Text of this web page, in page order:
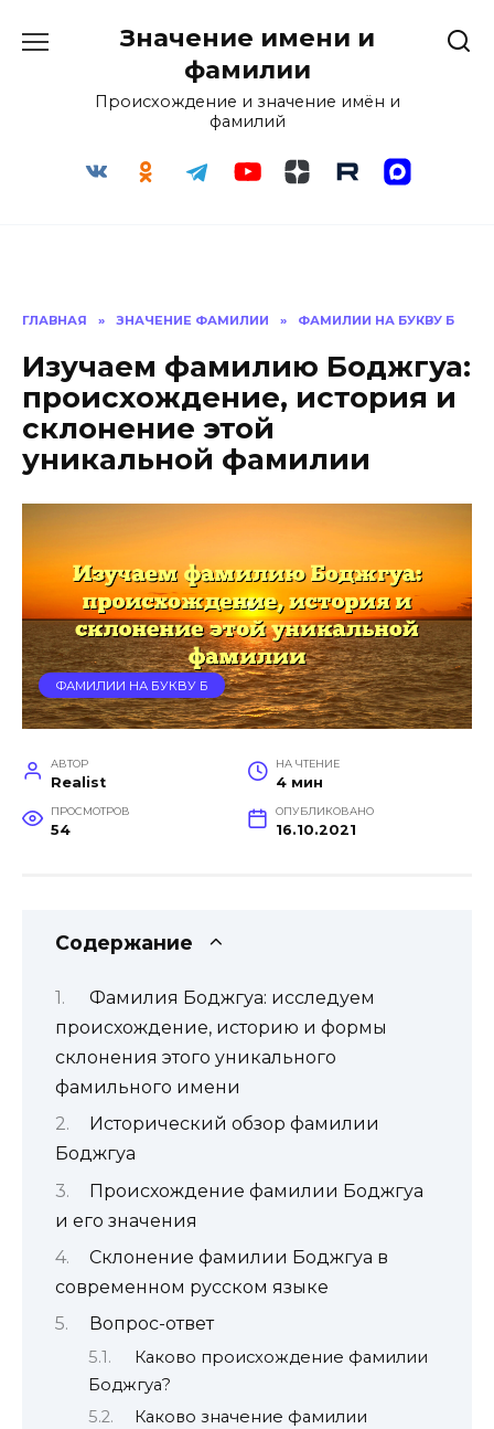
Значение имени и
фамилии
Происхождение и значение имён и
фамилий
ГЛАВНАЯ » ЗНАЧЕНИЕ ФАМИЛИИ » ФАМИЛИИ НА БУКВУ Б
Изучаем фамилию Боджгуа:
происхождение, история и
склонение этой
уникальной фамилии
ФАМИЛИИ НА БУКВУ Б
АВТОР
Realist
НА ЧТЕНИЕ
4 мин
ПРОСМОТРОВ
54
ОПУБЛИКОВАНО
16.10.2021
Содержание
Фамилия Боджгуа: исследуем
происхождение, историю и формы
склонения этого уникального
фамильного имени
Исторический обзор фамилии
Боджгуа
Происхождение фамилии Боджгуа
и его значения
Склонение фамилии Боджгуа в
современном русском языке
Вопрос-ответ
Каково происхождение фамилии
Боджгуа?
Каково значение фамилии